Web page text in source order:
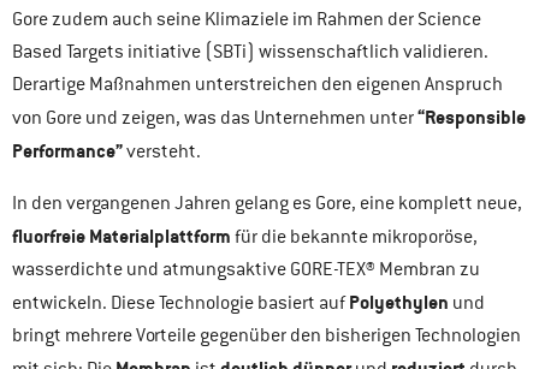
Gore zudem auch seine Klimaziele im Rahmen der Science
Based Targets initiative (SBTi) wissenschaftlich validieren.
Derartige Maßnahmen unterstreichen den eigenen Anspruch
von Gore und zeigen, was das Unternehmen unter“Responsible
Performance”versteht.
In den vergangenen Jahren gelang es Gore, eine komplett neue,
fluorfreie Materialplattform für die bekannte mikroporöse,
wasserdichte und atmungsaktive GORE-TEX® Membran zu
entwickeln. Diese Technologie basiert aufPolyethylen und
bringt mehrere Vorteile gegenüber den bisherigen Technologien